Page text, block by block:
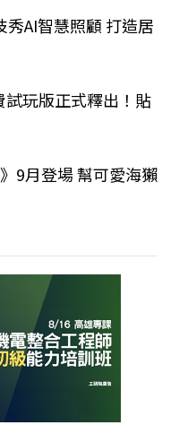
AI智慧照顧 打造居
玩版正式釋出！貼
9月登場 幫可愛海獺